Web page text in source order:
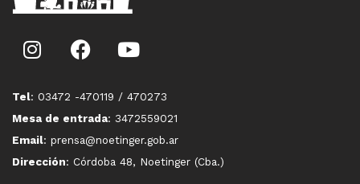
Tel: 03472 -470119 / 470273
Mesa de entrada: 3472559021
Email: prensa@noetinger.gob.ar
Dirección: Córdoba 48, Noetinger (Cba.)